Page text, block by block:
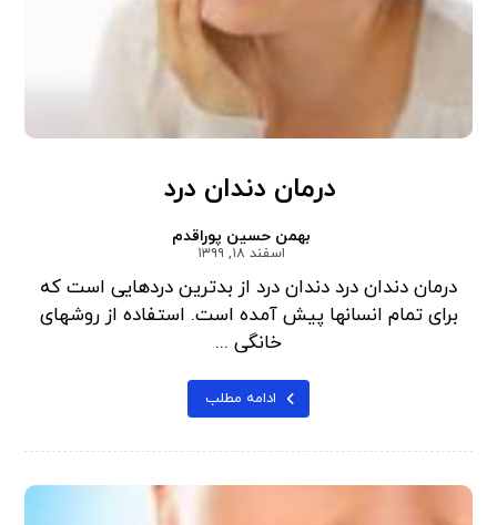
درمان دندان درد
بهمن حسین پوراقدم
اسفند ۱۸, ۱۳۹۹
درمان دندان درد دندان درد از بدترین دردهایی است که
برای تمام انسانها پیش آمده است. استفاده از روشهای
خانگی ...
ادامه مطلب